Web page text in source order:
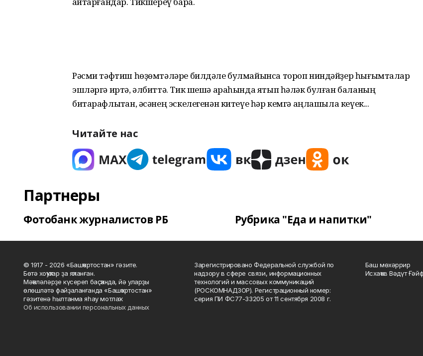
Рәсми тәфтиш һөҙөмтәләре билдәле булмайынса тороп ниндәйҙер һығымталар
эшләргә иртә, әлбиттә. Тик шешә араһында ятып һәләк булған баланың
битарафлыҡтан, әсәнең эскелегенән китеүе һәр кемгә аңлашыла кеүек...
Читайте нас
Партнеры
Фотобанк журналистов РБ Рубрика "Еда и напитки"
© 1917 - 2026 «Башҡортостан» гәзите.
Бөтә хоҡуҡтар ҙа яҡланған.
Мәҡәләләрҙе күсереп баҫҡанда, йә уларҙы
өлөшләтә файҙаланғанда «Башҡортостан»
гәзитенә һылтанма яһау мотлаҡ.
Об использовании персональных данных
Зарегистрировано Федеральной службой по
надзору в сфере связи, информационных
технологий и массовых коммуникаций
(РОСКОМНАДЗОР). Регистрационный номер:
серия ПИ ФС77-33205 от 11 сентября 2008 г.
Баш мөхәррир
Исхаҡов Вәдүт